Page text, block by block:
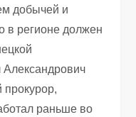
добычей и
в регионе должен
Александрович
раньше во